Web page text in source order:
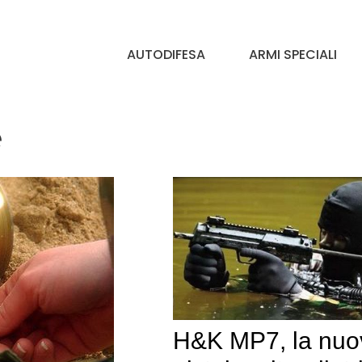
AUTODIFESA ARMI SPECIALI
H&K MP7, la